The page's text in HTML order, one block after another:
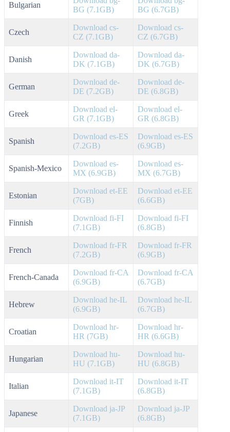
Bulgarian
BG (7.1GB)
BG (6.7GB)
Czech
Download cs-
CZ (7.1GB)
Download cs-
CZ (6.7GB)
Danish
Download da-
DK (7.1GB)
Download da-
DK (6.7GB)
German
Download de-
DE (7.2GB)
Download de-
DE (6.8GB)
Greek
Download el-
GR (7.1GB)
Download el-
GR (6.8GB)
Spanish
Download es-ES
(7.2GB)
Download es-ES
(6.9GB)
Spanish-Mexico
Download es-
MX (6.9GB)
Download es-
MX (6.7GB)
Estonian
Download et-EE
(7GB)
Download et-EE
(6.6GB)
Finnish
Download fi-FI
(7.1GB)
Download fi-FI
(6.8GB)
French
Download fr-FR
(7.2GB)
Download fr-FR
(6.9GB)
French-Canada
Download fr-CA
(6.9GB)
Download fr-CA
(6.7GB)
Hebrew
Download he-IL
(6.9GB)
Download he-IL
(6.7GB)
Croatian
Download hr-
HR (7GB)
Download hr-
HR (6.6GB)
Hungarian
Download hu-
HU (7.1GB)
Download hu-
HU (6.8GB)
Italian
Download it-IT
(7.1GB)
Download it-IT
(6.8GB)
Japanese
Download ja-JP
(7.1GB)
Download ja-JP
(6.8GB)